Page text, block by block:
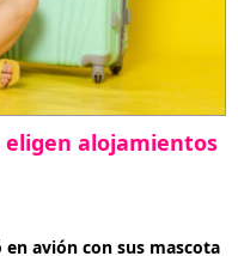
eligen alojamientos
avión con sus mascota